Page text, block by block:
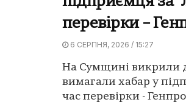
перевірки –
6 СЕРПНЯ, 2026 / 15:27
На Сумщині викрили
вимагали хабар у
час перевірки -